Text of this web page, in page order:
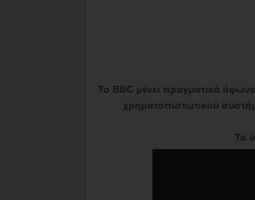
Το BBC μένει πραγματικά
χρηματοπιστωτικού
Το